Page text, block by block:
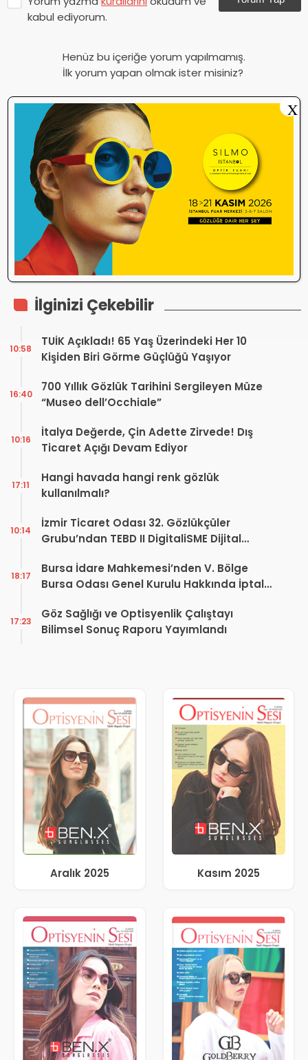
kabul ediyorum.
Henüz bu içeriğe yorum yapılmamış.
İlk yorum yapan olmak ister misiniz?
İlginizi Çekebilir
TUİK Açıkladı! 65 Yaş Üzerindeki Her 10
Kişiden Biri Görme Güçlüğü Yaşıyor
10:58
700 Yıllık Gözlük Tarihini Sergileyen Müze
“Museo dell’Occhiale”
16:40
İtalya Değerde, Çin Adette Zirvede! Dış
Ticaret Açığı Devam Ediyor
10:16
Hangi havada hangi renk gözlük
kullanılmalı?
17:11
İzmir Ticaret Odası 32. Gözlükçüler
Grubu’ndan TEBD II DigitaliSME Dijital
10:14
Bursa İdare Mahkemesi’nden V. Bölge
Bursa Odası Genel Kurulu Hakkında İptal
18:17
Göz Sağlığı ve Optisyenlik Çalıştayı
Bilimsel Sonuç Raporu Yayımlandı
17:23
Aralık 2025 Kasım 2025
X